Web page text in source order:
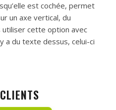
est cochée, permet
un axe vertical, du
cette option avec
a du texte dessus, celui-ci